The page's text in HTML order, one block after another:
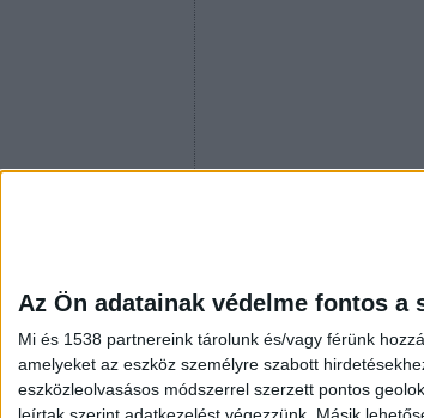
Az Ön adatainak védelme fontos a
Mi és 1538 partnereink tárolunk és/vagy férünk
amelyeket az eszköz személyre szabott
eszközleolvasásos módszerrel szerzett pontos